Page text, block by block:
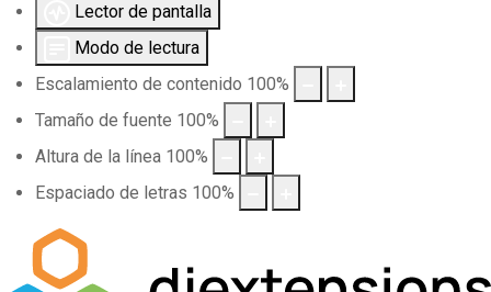
Lector de pantalla
Modo de lectura
Escalamiento de contenido 100%
Tamaño de fuente 100%
Altura de la línea 100%
Espaciado de letras 100%